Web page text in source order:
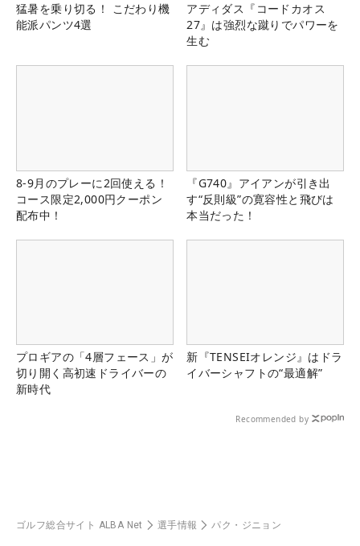
猛暑を乗り切る！ こだわり機
能派パンツ4選
アディダス『コードカオス
27』は強烈な蹴りでパワーを
生む
8-9月のプレーに2回使える！
コース限定2,000円クーポン
配布中！
『G740』アイアンが引き出
す“反則級”の寛容性と飛びは
本当だった！
プロギアの「4層フェース」が
切り開く高初速ドライバーの
新時代
新『TENSEIオレンジ』はドラ
イバーシャフトの“最適解”
Recommended by
ゴルフ総合サイト ALBA Net 選手情報 パク・ジニョン